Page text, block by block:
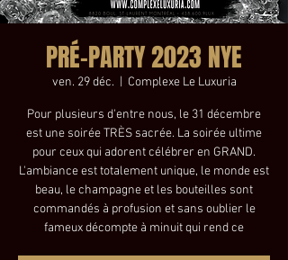
PRÉ-PARTY 2023 NYE
ven. 29 déc. Complexe Le Luxuria
Pour plusieurs d'entre nous, le 31 décembre
est une soirée TRÈS sacrée. La soirée ultime
pour ceux qui adorent célébrer en GRAND.
L'ambiance est totalement unique, le monde est
beau, le champagne et les bouteilles sont
commandés à profusion et sans oublier le
fameux décompte à minuit qui rend ce